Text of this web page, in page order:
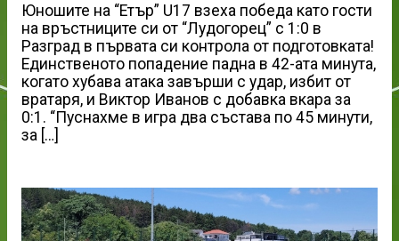
Юношите на “Етър” U17 взеха победа като гости
на връстниците си от “Лудогорец” с 1:0 в
Разград в първата си контрола от подготовката!
Единственото попадение падна в 42-ата минута,
когато хубава атака завърши с удар, избит от
вратаря, и Виктор Иванов с добавка вкара за
0:1. “Пуснахме в игра два състава по 45 минути,
за […]